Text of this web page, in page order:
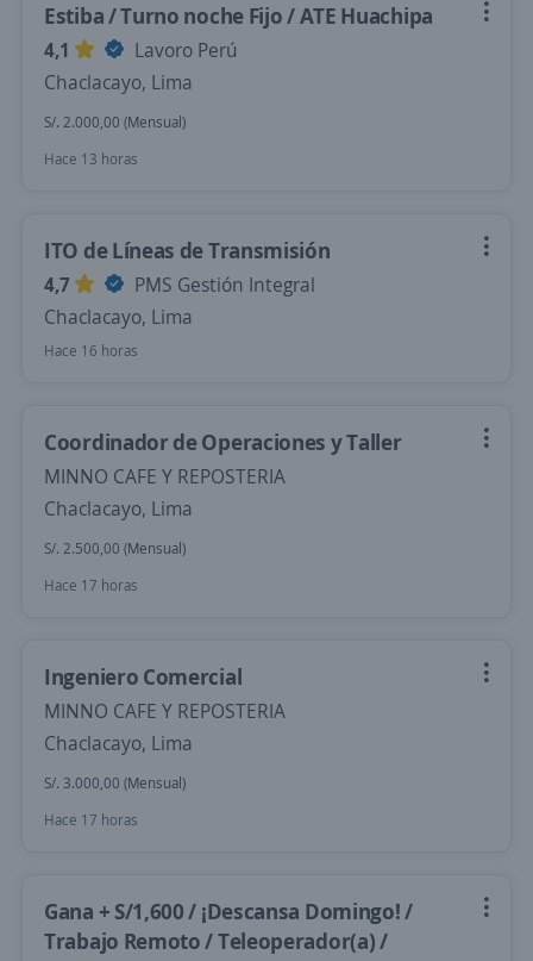
Estiba / Turno noche Fijo / ATE Huachipa
4,1
Lavoro Perú
Chaclacayo, Lima
S/. 2.000,00 (Mensual)
Hace 13 horas
ITO de Líneas de Transmisión
4,7
PMS Gestión Integral
Chaclacayo, Lima
Hace 16 horas
Coordinador de Operaciones y Taller
MINNO CAFE Y REPOSTERIA
Chaclacayo, Lima
S/. 2.500,00 (Mensual)
Hace 17 horas
Ingeniero Comercial
MINNO CAFE Y REPOSTERIA
Chaclacayo, Lima
S/. 3.000,00 (Mensual)
Hace 17 horas
Gana + S/1,600 / ¡Descansa Domingo! /
Trabajo Remoto / Teleoperador(a) /